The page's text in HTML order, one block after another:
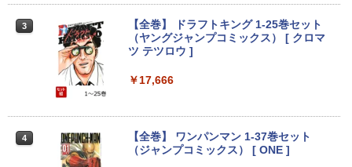
【2026年アップグレード版】AOKIMI ワイヤ
レスイヤホン bluetooth イヤホン V12 小型
るーとゅーす コードレス ENCノイズキャン
学/WEB会議(ホワイト)
￥1,964
On My Road (Stadium ver.)
BUGS LIFE
by Amazon 炭酸水 ラベルレス 500ml ×24本
art Basic)
【Amazon.co.jp限定】 伊藤園 磨かれて、澄
HUNTER×HUNTER モノクロ版 39 (ジャンプ
コミックスDIGITAL)
￥572
スーパーの裏でヤニ吸うふたり 9巻 (デジタル
版ビッグガンガンコミックス)
メモリ8GB / 高速SSD搭載 / Webカメラ /
HDMI・VGA / WiFi / 超軽量モバイルノー
ト ・初期設定不要
【全品最大2500円OFFクーポン】【贅沢
な性能を手の届く価格でCorei5 CPU+Off
ice2019 H&B】 富士通 LIFEBOOK A577
第7世代 Core i5 メモリ 4GB/8GB/16GB
ディスプレイ MAXZEN MGM25IC04-F2
40
￥12,980
HM-NX3 NE156FHM-NX5 対応 144Hz 4
0ピン 1920x1080 FullHD IPS LED LCD
液晶ディスプレイ 修理交換用液晶パネル
3
【全巻】 ドラフトキング 1-25巻セット
（ヤングジャンプコミックス） [ クロマ
ツ テツロウ ]
￥17,666
4
【全巻】 ワンパンマン 1-37巻セット
（ジャンプコミックス） [ ONE ]